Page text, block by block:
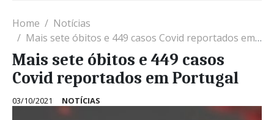
Home
Notícias
Mais sete óbitos e 449 casos Covid reportados em Portugal
Mais sete óbitos e 449 casos
Covid reportados em Portugal
03/10/2021 NOTÍCIAS